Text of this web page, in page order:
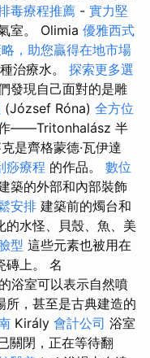
毒療程推薦 - 實力堅
室。 Olimia 優雅西式
，助您贏得在地市場
治療水。 探索更多選
發現自己面對的是雕
(József Róna) 全方位
——Tritonhalász 半
是齊格蒙德·瓦伊達
痧療程 的作品。 數位
築的外部和內部裝飾
安排 建築前的燭台和
的水怪、貝殼、魚、美
型 這些元素也被用在
磚上。 名
浴室可以表示自然噴
所，甚至是古典建造的
Király 會計公司 浴室
關閉，正在等待翻